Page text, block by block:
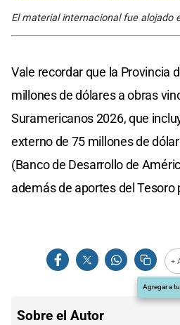
El material internacional fue alojado
Vale recordar que la Provincia
millones de dólares a obras
Suramericanos 2026, que
externo de 75 millones de
(Banco de Desarrollo de
además de aportes del Tesoro
+
Agregar a
Sobre el Autor